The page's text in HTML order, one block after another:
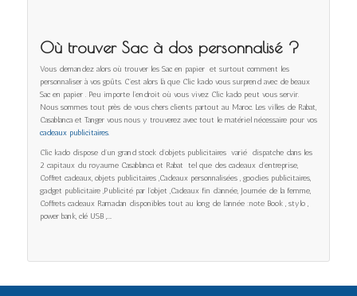
Où trouver Sac à dos personnalisé ?
Vous demandez alors où trouver les Sac en papier et surtout comment les
personnaliser à vos goûts. C’est alors là que Clic kado vous surprend avec de beaux
Sac en papier . Peu importe l’endroit où vous vivez Clic kado peut vous servir.
Nous sommes tout près de vous chers clients partout au Maroc. Les villes de Rabat,
Casablanca et Tanger vous nous y trouverez avec tout le matériel nécessaire pour vos
cadeaux publicitaires.
Clic kado dispose d’un grand stock d’objets publicitaires varié dispatche dans les
2 capitaux du royaume Casablanca et Rabat tel que des cadeaux d’entreprise,
Coffret cadeaux, objets publicitaires ,Cadeaux personnalisées , goodies publicitaires,
gadget publicitaire ,Publicité par l’objet ,Cadeaux fin d’année, Journée de la femme,
Coffrets cadeaux Ramadan disponibles tout au long de l’année :note Book , stylo ,
power bank, clé USB ,…..